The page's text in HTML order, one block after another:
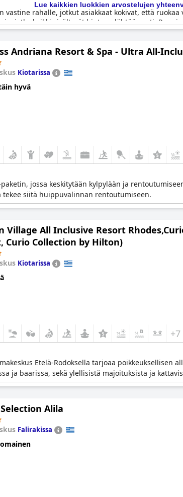
vastine rahalle, jotkut asiakkaat kokivat, että
jotka kaikki sisältyvät hintaan lähtöön asti.
All Inclusive -pakettia erittäin kannattavana
ja kiinteistössä on monia ravintoloita ja
huolimatta monet asiakkaat pitivät Electra Palace
siitä mukavan ja kätevän valinnan Rodoksen-lomalle.
Lue kaikkien luokkien arvostelujen
Andriana Resort & Spa - Ultra All-
Kiotarissa
hyvä
jossa keskitytään kylpylään ja
siitä huippuvalinnan rentoutumiseen.
Village All Inclusive Resort
Curio Collection by Hilton)
Kiotarissa
+7
Etelä-Rodoksella tarjoaa poikkeuksellisen
ja baarissa, sekä ylellisistä majoituksista ja
Alila
Falirakissa